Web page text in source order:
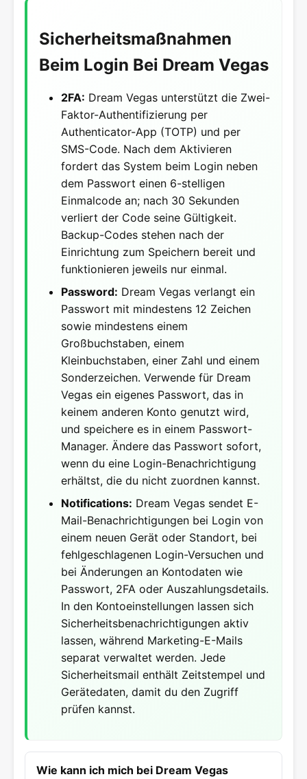
Sicherheitsmaßnahmen
Beim Login Bei Dream Vegas
2FA: Dream Vegas unterstützt die Zwei-
Faktor-Authentifizierung per
Authenticator-App (TOTP) und per
SMS-Code. Nach dem Aktivieren
fordert das System beim Login neben
dem Passwort einen 6-stelligen
Einmalcode an; nach 30 Sekunden
verliert der Code seine Gültigkeit.
Backup-Codes stehen nach der
Einrichtung zum Speichern bereit und
funktionieren jeweils nur einmal.
Password: Dream Vegas verlangt ein
Passwort mit mindestens 12 Zeichen
sowie mindestens einem
Großbuchstaben, einem
Kleinbuchstaben, einer Zahl und einem
Sonderzeichen. Verwende für Dream
Vegas ein eigenes Passwort, das in
keinem anderen Konto genutzt wird,
und speichere es in einem Passwort-
Manager. Ändere das Passwort sofort,
wenn du eine Login-Benachrichtigung
erhältst, die du nicht zuordnen kannst.
Notifications: Dream Vegas sendet E-
Mail-Benachrichtigungen bei Login von
einem neuen Gerät oder Standort, bei
fehlgeschlagenen Login-Versuchen und
bei Änderungen an Kontodaten wie
Passwort, 2FA oder Auszahlungsdetails.
In den Kontoeinstellungen lassen sich
Sicherheitsbenachrichtigungen aktiv
lassen, während Marketing-E-Mails
separat verwaltet werden. Jede
Sicherheitsmail enthält Zeitstempel und
Gerätedaten, damit du den Zugriff
prüfen kannst.
Wie kann ich mich bei Dream Vegas